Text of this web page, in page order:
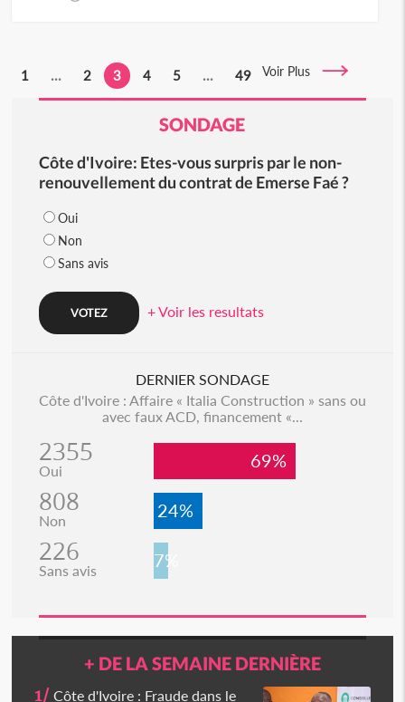
1 ... 2 3 4 5 ... 49 Voir Plus
SONDAGE
Côte d'Ivoire: Etes-vous surpris par le non-
renouvellement du contrat de Emerse Faé ?
Oui
Non
Sans avis
+ Voir les resultats
DERNIER SONDAGE
Côte d'Ivoire : Affaire « Italia Construction » sans ou
avec faux ACD, financement «...
2355
Oui 69%
808
Non 24%
226
Sans avis 7%
+ DE LA SEMAINE DERNIÈRE
1/ Côte d'Ivoire : Fraude dans le